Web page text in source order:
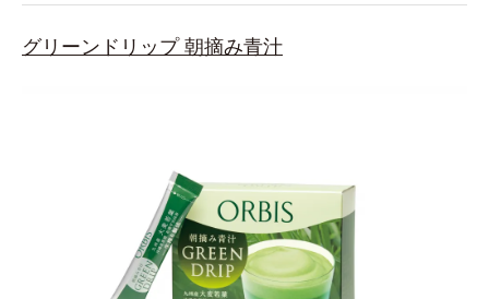
グリーンドリップ 朝摘み青汁